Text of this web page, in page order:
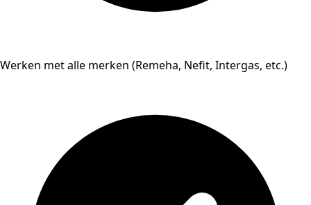
Werken met alle merken (Remeha, Nefit, Intergas, etc.)